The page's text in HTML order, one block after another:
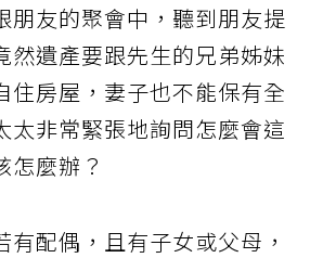
朋友的聚會中，聽到朋友提
然遺產要跟先生的兄弟姊妹
住房屋，妻子也不能保有全
太非常緊張地詢問怎麼會這
怎麼辦？
有配偶，且有子女或父母，